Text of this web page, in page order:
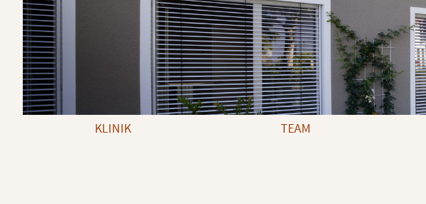
Navigation überspringen
KLINIK TEAM